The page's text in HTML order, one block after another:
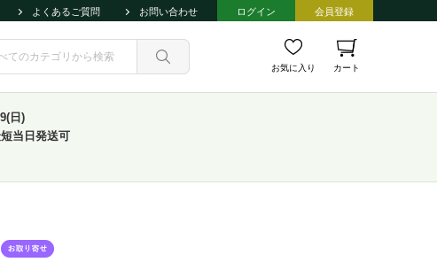
よくあるご質問 お問い合わせ ログイン 会員登録
お気に入り カート
日)
当日発送可